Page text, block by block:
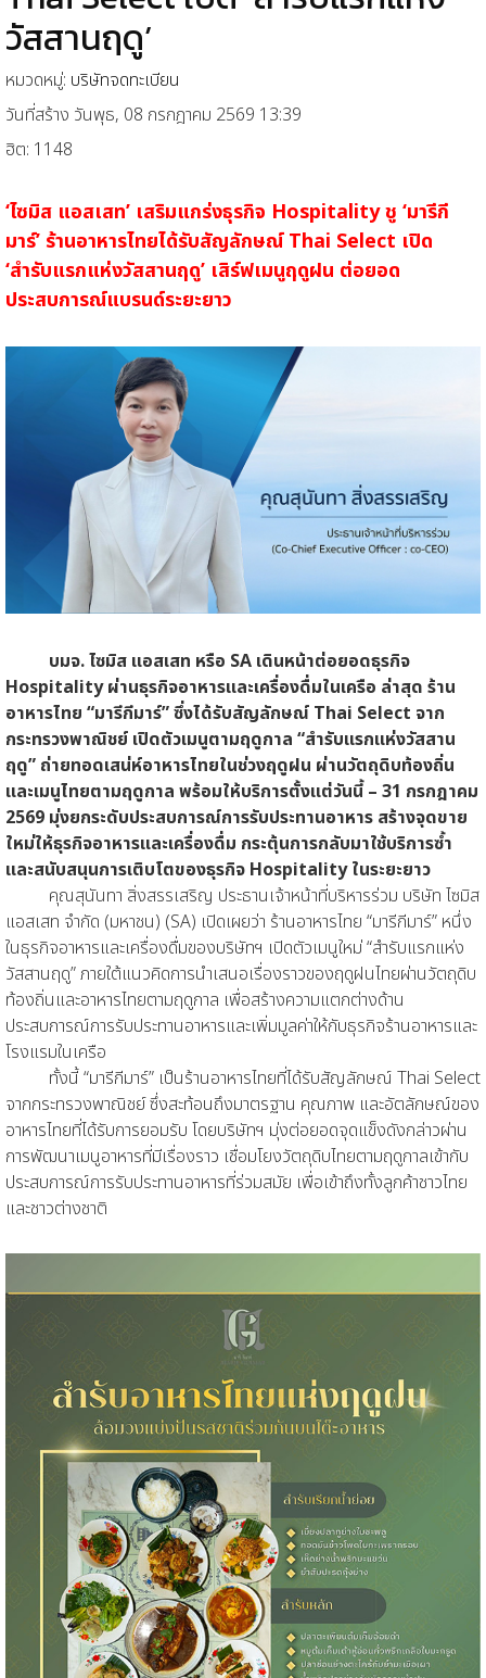
วัสสานฤดู’
หมวดหมู่: บริษัทจดทะเบียน
วันที่สร้าง วันพุธ, 08 กรกฎาคม 2569 13:39
ฮิต: 1148
‘ไซมิส แอสเสท’ เสริมแกร่งธุรกิจ Hospitality ชู ‘มารีกี
มาร์’ ร้านอาหารไทยได้รับสัญลักษณ์ Thai Select เปิด
‘สำรับแรกแห่งวัสสานฤดู’ เสิร์ฟเมนูฤดูฝน ต่อยอด
ประสบการณ์แบรนด์ระยะยาว
บมจ. ไซมิส แอสเสท หรือ SA เดินหน้าต่อยอดธุรกิจ
Hospitality ผ่านธุรกิจอาหารและเครื่องดื่มในเครือ ล่าสุด ร้าน
อาหารไทย “มารีกีมาร์” ซึ่งได้รับสัญลักษณ์ Thai Select จาก
กระทรวงพาณิชย์ เปิดตัวเมนูตามฤดูกาล “สำรับแรกแห่งวัสสาน
ฤดู” ถ่ายทอดเสน่ห์อาหารไทยในช่วงฤดูฝน ผ่านวัตถุดิบท้องถิ่น
และเมนูไทยตามฤดูกาล พร้อมให้บริการตั้งแต่วันนี้ – 31 กรกฎาคม
2569 มุ่งยกระดับประสบการณ์การรับประทานอาหาร สร้างจุดขาย
ใหม่ให้ธุรกิจอาหารและเครื่องดื่ม กระตุ้นการกลับมาใช้บริการซ้ำ
และสนับสนุนการเติบโตของธุรกิจ Hospitality ในระยะยาว
คุณสุนันทา สิ่งสรรเสริญ ประธานเจ้าหน้าที่บริหารร่วม บริษัท ไซมิส
แอสเสท จำกัด (มหาชน) (SA) เปิดเผยว่า ร้านอาหารไทย “มารีกีมาร์” หนึ่ง
ในธุรกิจอาหารและเครื่องดื่มของบริษัทฯ เปิดตัวเมนูใหม่ “สำรับแรกแห่ง
วัสสานฤดู” ภายใต้แนวคิดการนำเสนอเรื่องราวของฤดูฝนไทยผ่านวัตถุดิบ
ท้องถิ่นและอาหารไทยตามฤดูกาล เพื่อสร้างความแตกต่างด้าน
ประสบการณ์การรับประทานอาหารและเพิ่มมูลค่าให้กับธุรกิจร้านอาหารและ
โรงแรมในเครือ
ทั้งนี้ “มารีกีมาร์” เป็นร้านอาหารไทยที่ได้รับสัญลักษณ์ Thai Select
จากกระทรวงพาณิชย์ ซึ่งสะท้อนถึงมาตรฐาน คุณภาพ และอัตลักษณ์ของ
อาหารไทยที่ได้รับการยอมรับ โดยบริษัทฯ มุ่งต่อยอดจุดแข็งดังกล่าวผ่าน
การพัฒนาเมนูอาหารที่มีเรื่องราว เชื่อมโยงวัตถุดิบไทยตามฤดูกาลเข้ากับ
ประสบการณ์การรับประทานอาหารที่ร่วมสมัย เพื่อเข้าถึงทั้งลูกค้าชาวไทย
และชาวต่างชาติ